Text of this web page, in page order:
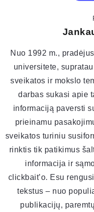
Nuo 1992 m.,
universitete,
sveikatos ir mokslo
darbas sukasi apie
informaciją paversti
prieinamu
sveikatos turiniu
rinktis tik patikimus
informacija ir
clickbait’o. Esu
tekstus – nuo
publikacijų,